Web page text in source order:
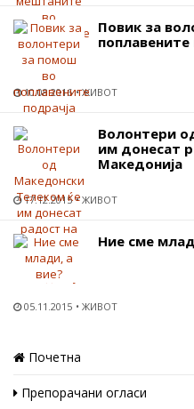
Повик за
поплавените
10.08.2016 ЖИВОТ
Волонтери
им донесат
Македонија
17.12.2015 ЖИВОТ
Ние сме
05.11.2015 ЖИВОТ
Почетна
Препорачани огласи